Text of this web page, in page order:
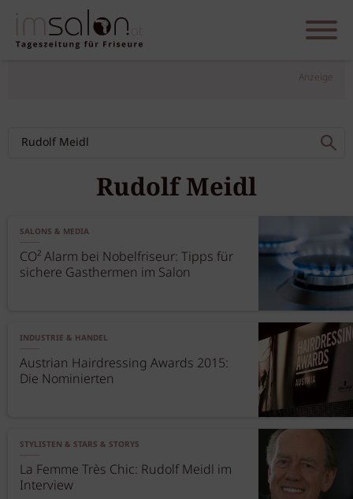
Anzeige
Rudolf Meidl
SALONS & MEDIA
CO² Alarm bei Nobelfriseur: Tipps für
sichere Gasthermen im Salon
INDUSTRIE & HANDEL
Austrian Hairdressing Awards 2015:
Die Nominierten
STYLISTEN & STARS & STORYS
La Femme Très Chic: Rudolf Meidl im
Interview